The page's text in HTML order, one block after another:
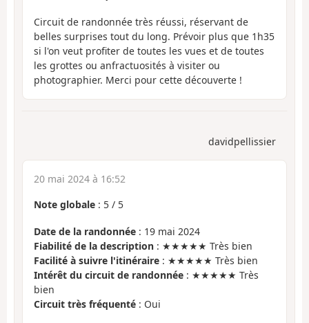
Circuit de randonnée très réussi, réservant de
belles surprises tout du long. Prévoir plus que 1h35
si l'on veut profiter de toutes les vues et de toutes
les grottes ou anfractuosités à visiter ou
photographier. Merci pour cette découverte !
davidpellissier
20 mai 2024 à 16:52
Note globale : 5 / 5
Date de la randonnée : 19 mai 2024
Fiabilité de la description : ★★★★★ Très bien
Facilité à suivre l'itinéraire : ★★★★★ Très bien
Intérêt du circuit de randonnée : ★★★★★ Très
bien
Circuit très fréquenté : Oui